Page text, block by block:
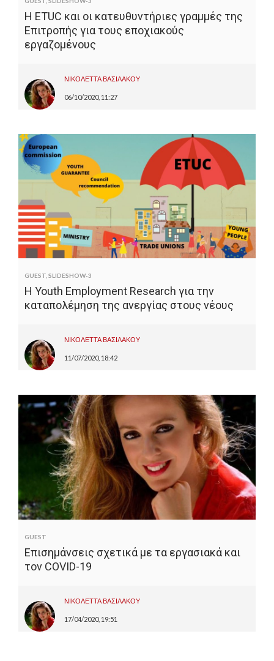
Η ETUC και οι κατευθυντήριες γραμμές της
Επιτροπής για τους εποχιακούς
εργαζομένους
ΝΙΚΟΛΕΤΤΑ ΒΑΣΙΛΑΚΟΥ
06/10/2020, 11:27
GUEST,SLIDESHOW-3
Η Youth Employment Research για την
καταπολέμηση της ανεργίας στους νέους
ΝΙΚΟΛΕΤΤΑ ΒΑΣΙΛΑΚΟΥ
11/07/2020, 18:42
GUEST
Επισημάνσεις σχετικά με τα εργασιακά και
τον COVID-19
ΝΙΚΟΛΕΤΤΑ ΒΑΣΙΛΑΚΟΥ
17/04/2020, 19:51